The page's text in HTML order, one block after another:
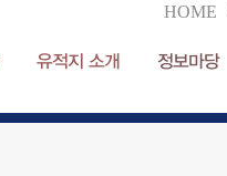
HOME
유적지 소개 정보마당